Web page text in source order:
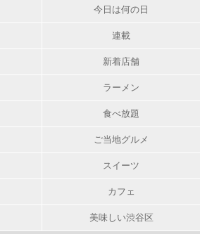
今日は何の日
連載
新着店舗
ラーメン
食べ放題
ご当地グルメ
スイーツ
カフェ
美味しい渋谷区